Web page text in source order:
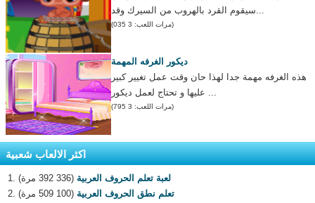
سيقوم القرد بالهروب من السيرك وقد...
(مرات اللعب: 3 035)
ديكور الغرفه المهمة
هذه الغرفه مهمة جدا لهذا حان وقت عمل تغيير كبير
عليها و تحتاج لعمل ديكور ...
(مرات اللعب: 3 795)
اكثر الالعاب شعبية
لعبة تعلم الحروف العربية (336 392 مرة)
تعلم نطق الحروف العربية (100 509 مرة)